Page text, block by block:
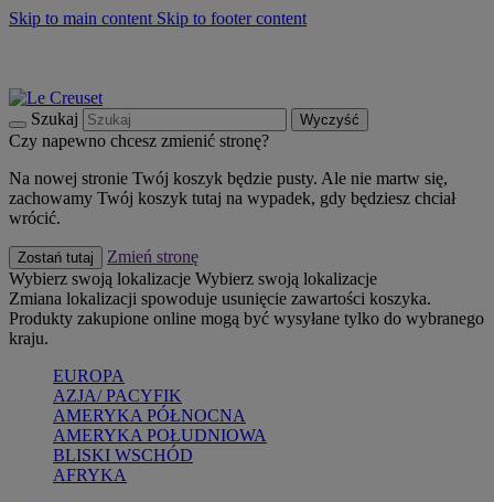
Skip to main content Skip to footer content
Szukaj Wyczyść
Czy napewno chcesz zmienić stronę?
Na nowej stronie Twój koszyk będzie pusty. Ale nie martw się,
zachowamy Twój koszyk tutaj na wypadek, gdy będziesz chciał
wrócić.
Zostań tutaj
Zmień stronę
Wybierz swoją lokalizacje Wybierz swoją lokalizacje
Zmiana lokalizacji spowoduje usunięcie zawartości koszyka.
Produkty zakupione online mogą być wysyłane tylko do wybranego
kraju.
EUROPA
AZJA/ PACYFIK
AMERYKA PÓŁNOCNA
AMERYKA POŁUDNIOWA
BLISKI WSCHÓD
AFRYKA